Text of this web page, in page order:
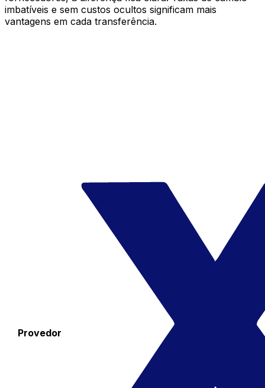
imbatíveis e sem custos ocultos significam mais
vantagens em cada transferência.
Provedor